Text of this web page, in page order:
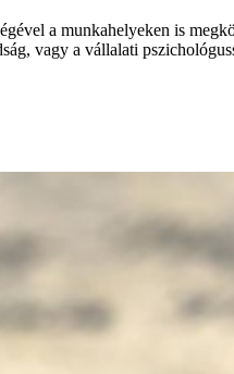
a munkahelyeken is
vagy a vállalati